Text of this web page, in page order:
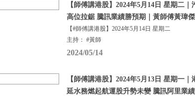
【師傅講港股】2024年5月14日 星期二
高位拉鋸 騰訊業績勝預期｜黃師傅黃瑋
【#師傅講港股】2024年5月14日 星期二
主持： #黃師
2024/05/14
【師傅講港股】2024年5月13日 星期一
延水務燃起航運股升勢未變 騰訊阿里業